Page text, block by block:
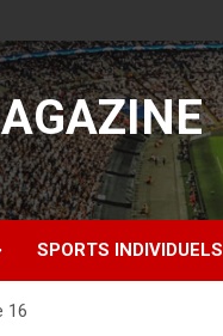
SPORTS INDIVIDUELS
16